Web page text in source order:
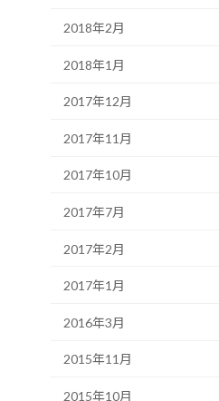
2018年2月
2018年1月
2017年12月
2017年11月
2017年10月
2017年7月
2017年2月
2017年1月
2016年3月
2015年11月
2015年10月